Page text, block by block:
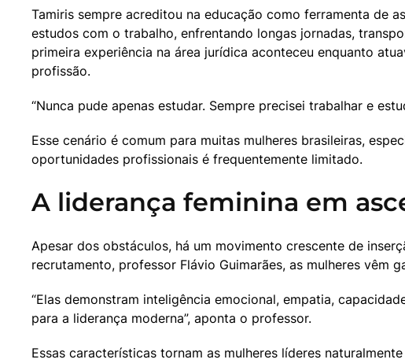
Tamiris sempre acreditou na educação como ferramenta de
estudos com o trabalho, enfrentando longas jornadas,
primeira experiência na área jurídica aconteceu enquanto
profissão.
“Nunca pude apenas estudar. Sempre precisei trabalhar e
Esse cenário é comum para muitas mulheres brasileiras,
oportunidades profissionais é frequentemente limitado.
A liderança feminina em
Apesar dos obstáculos, há um movimento crescente de
recrutamento, professor Flávio Guimarães, as mulheres vêm
“Elas demonstram inteligência emocional, empatia,
para a liderança moderna”, aponta o professor.
Essas características tornam as mulheres líderes